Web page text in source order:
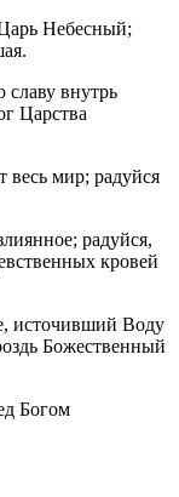
Небесный;
внутрь
Царства
весь мир; радуйся
радуйся,
кровей
источивший Воду
Божественный
Богом